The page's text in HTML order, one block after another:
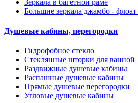
Зеркала в багетной раме
Большие зеркала джамбо - флоат
Душевые кабины, перегородки
Гидрофобное стекло
Стеклянные шторки для ванной
Раздвижные душевые кабины
Распашные душевые кабины
Прямые душевые перегородки
Угловые душевые кабины